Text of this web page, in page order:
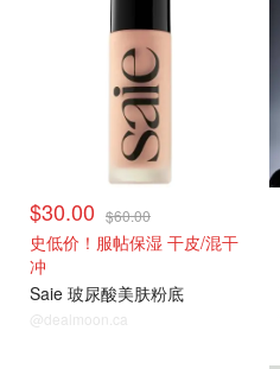
$30.00 $60.00
史低价！服帖保湿 干皮/混干
冲
Saie 玻尿酸美肤粉底
@dealmoon.ca